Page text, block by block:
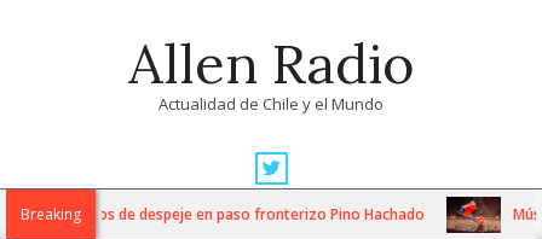
Allen Radio
Actualidad de Chile y el Mundo
Navigation
MenuBreaking
trabajos de despeje en paso fronterizo Pino Hachado